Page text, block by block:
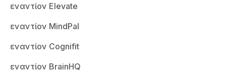
εναντίον Elevate
εναντίον MindPal
εναντίον Cognifit
εναντίον BrainHQ